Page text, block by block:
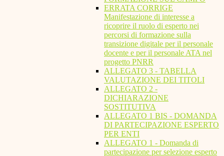
ERRATA CORRIGE
Manifestazione di interesse a
ricoprire il ruolo di esperto nei
percorsi di formazione sulla
transizione digitale per il personale
docente e per il personale ATA nel
progetto PNRR
ALLEGATO 3 - TABELLA
VALUTAZIONE DEI TITOLI
ALLEGATO 2 -
DICHIARAZIONE
SOSTITUTIVA
ALLEGATO 1 BIS - DOMANDA
DI PARTECIPAZIONE ESPERTO
PER ENTI
ALLEGATO 1 - Domanda di
partecipazione per selezione esperto